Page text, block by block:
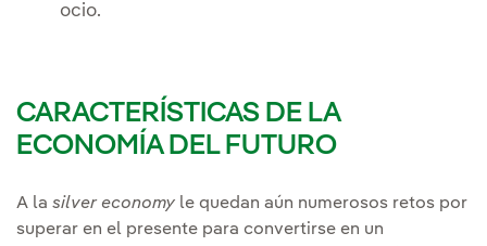
ocio.
CARACTERÍSTICAS DE LA
ECONOMÍA DEL FUTURO
A la silver economy le quedan aún numerosos retos por
superar en el presente para convertirse en un